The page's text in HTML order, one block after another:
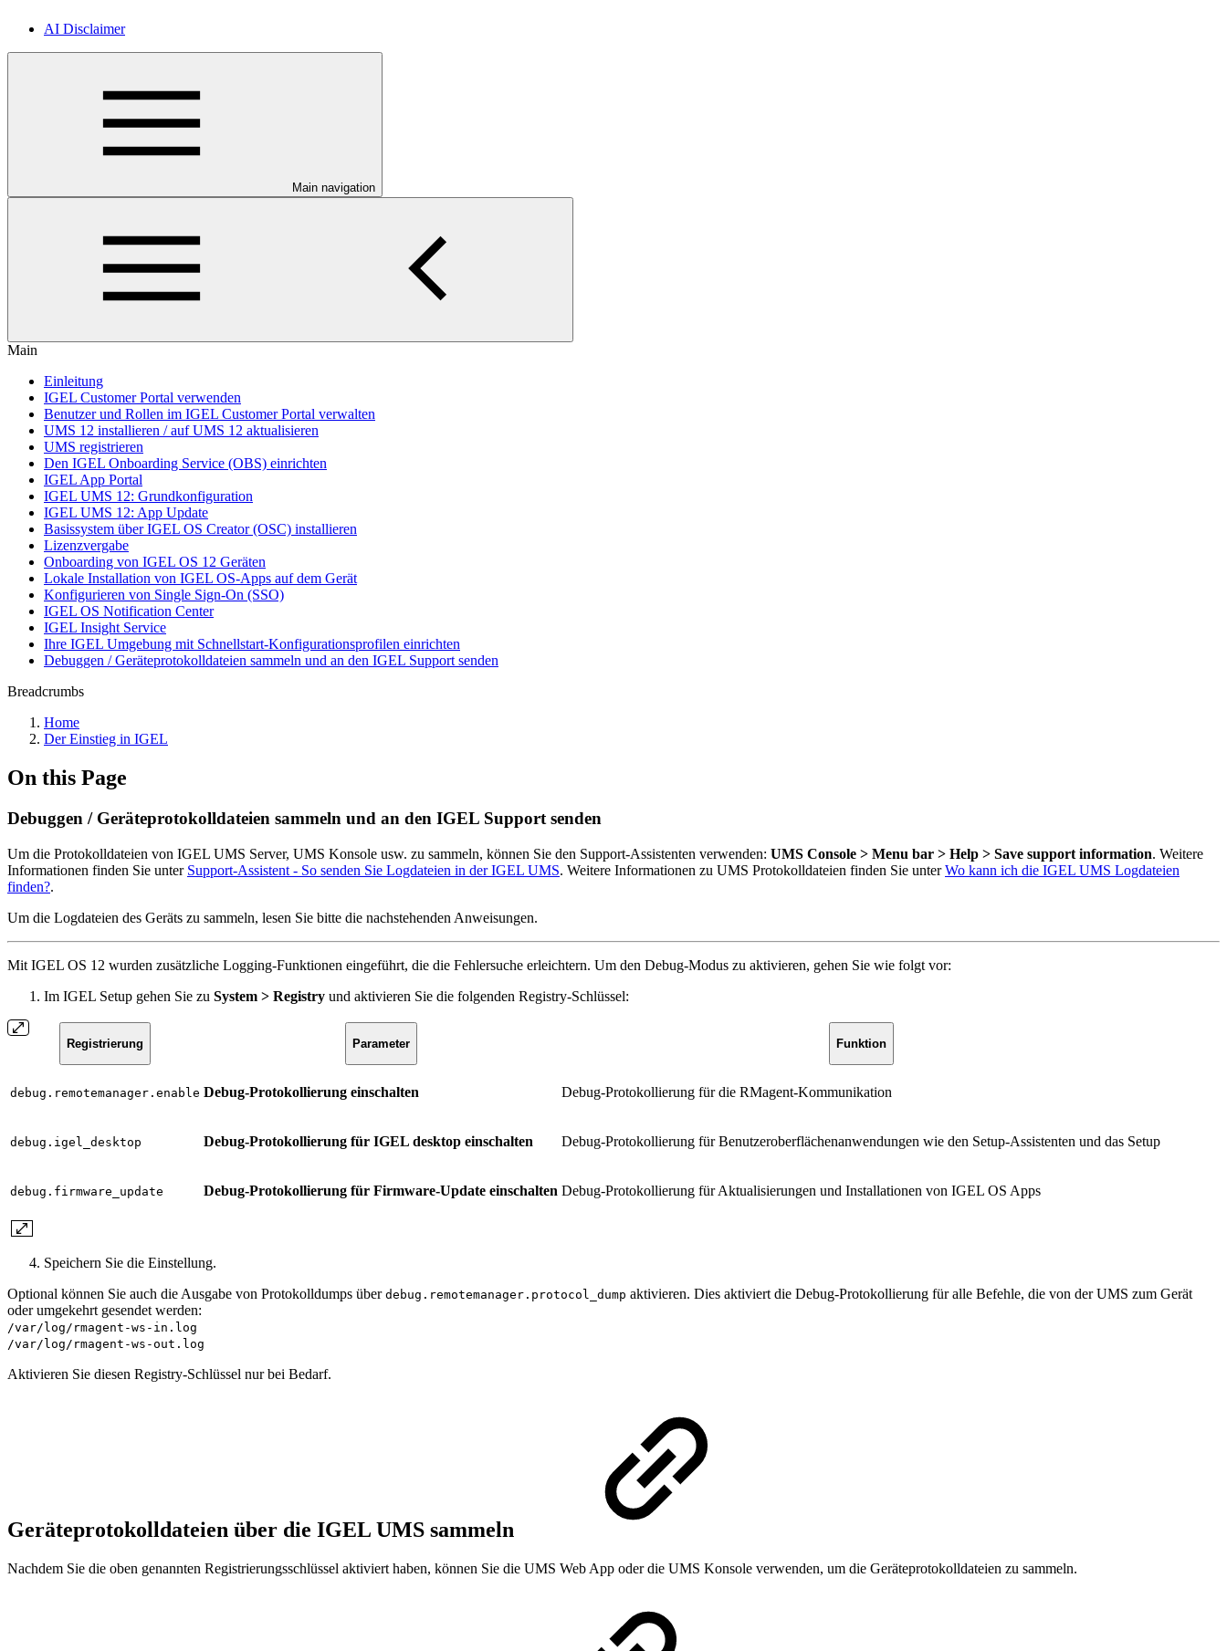
AI Disclaimer
Main navigation
Main
Einleitung
IGEL Customer Portal verwenden
Benutzer und Rollen im IGEL Customer Portal verwalten
UMS 12 installieren / auf UMS 12 aktualisieren
UMS registrieren
Den IGEL Onboarding Service (OBS) einrichten
IGEL App Portal
IGEL UMS 12: Grundkonfiguration
IGEL UMS 12: App Update
Basissystem über IGEL OS Creator (OSC) installieren
Lizenzvergabe
Onboarding von IGEL OS 12 Geräten
Lokale Installation von IGEL OS-Apps auf dem Gerät
Konfigurieren von Single Sign-On (SSO)
IGEL OS Notification Center
IGEL Insight Service
Ihre IGEL Umgebung mit Schnellstart-Konfigurationsprofilen einrichten
Debuggen / Geräteprotokolldateien sammeln und an den IGEL Support senden
Breadcrumbs
Home
Der Einstieg in IGEL
On this Page
Debuggen / Geräteprotokolldateien sammeln und an den IGEL Support senden
Um die Protokolldateien von IGEL UMS Server, UMS Konsole usw. zu sammeln, können Sie den Support-Assistenten verwenden: UMS Console > Menu bar > Help > Save support information. Weitere
Informationen finden Sie unter Support-Assistent - So senden Sie Logdateien in der IGEL UMS. Weitere Informationen zu UMS Protokolldateien finden Sie unterWo kann ich die IGEL UMS Logdateien
finden?.
Um die Logdateien des Geräts zu sammeln, lesen Sie bitte die nachstehenden Anweisungen.
Mit IGEL OS 12 wurden zusätzliche Logging-Funktionen eingeführt, die die Fehlersuche erleichtern. Um den Debug-Modus zu aktivieren, gehen Sie wie folgt vor:
Im IGEL Setup gehen Sie zu System > Registry und aktivieren Sie die folgenden Registry-Schlüssel:
Registrierung Parameter Funktion
debug.remotemanager.enable Debug-Protokollierung einschalten Debug-Protokollierung für die RMagent-Kommunikation
debug.igel_desktop Debug-Protokollierung für IGEL desktop einschalten Debug-Protokollierung für Benutzeroberflächenanwendungen wie den Setup-Assistenten und das Setup
debug.firmware_update Debug-Protokollierung für Firmware-Update einschalten Debug-Protokollierung für Aktualisierungen und Installationen von IGEL OS Apps
Speichern Sie die Einstellung.
Optional können Sie auch die Ausgabe von Protokolldumps über debug.remotemanager.protocol_dump aktivieren. Dies aktiviert die Debug-Protokollierung für alle Befehle, die von der UMS zum Gerät
oder umgekehrt gesendet werden:
/var/log/rmagent-ws-in.log
/var/log/rmagent-ws-out.log
Aktivieren Sie diesen Registry-Schlüssel nur bei Bedarf.
Geräteprotokolldateien über die IGEL UMS sammeln
Nachdem Sie die oben genannten Registrierungsschlüssel aktiviert haben, können Sie die UMS Web App oder die UMS Konsole verwenden, um die Geräteprotokolldateien zu sammeln.